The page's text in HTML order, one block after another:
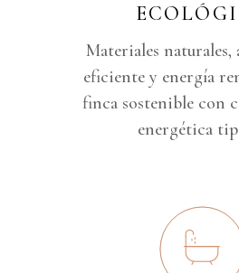
Materiales naturales,
eficiente y energía
finca sostenible con
energética